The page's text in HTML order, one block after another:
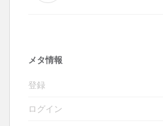
メタ情報
登録
ログイン